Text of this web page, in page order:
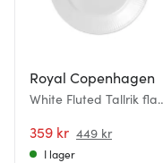
Royal Copenhagen
White Fluted Tallrik flat
359 kr 449 kr
I lager